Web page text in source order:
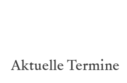
Aktuelle Termine